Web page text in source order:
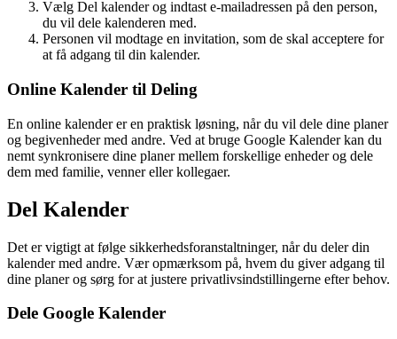
Vælg Del kalender og indtast e-mailadressen på den person,
du vil dele kalenderen med.
Personen vil modtage en invitation, som de skal acceptere for
at få adgang til din kalender.
Online Kalender til Deling
En online kalender er en praktisk løsning, når du vil dele dine planer
og begivenheder med andre. Ved at bruge Google Kalender kan du
nemt synkronisere dine planer mellem forskellige enheder og dele
dem med familie, venner eller kollegaer.
Del Kalender
Det er vigtigt at følge sikkerhedsforanstaltninger, når du deler din
kalender med andre. Vær opmærksom på, hvem du giver adgang til
dine planer og sørg for at justere privatlivsindstillingerne efter behov.
Dele Google Kalender